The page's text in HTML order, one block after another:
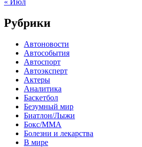
« Июл
Рубрики
Автоновости
Автособытия
Автоспорт
Автоэксперт
Актеры
Аналитика
Баскетбол
Безумный мир
Биатлон/Лыжи
Бокс/MMA
Болезни и лекарства
В мире